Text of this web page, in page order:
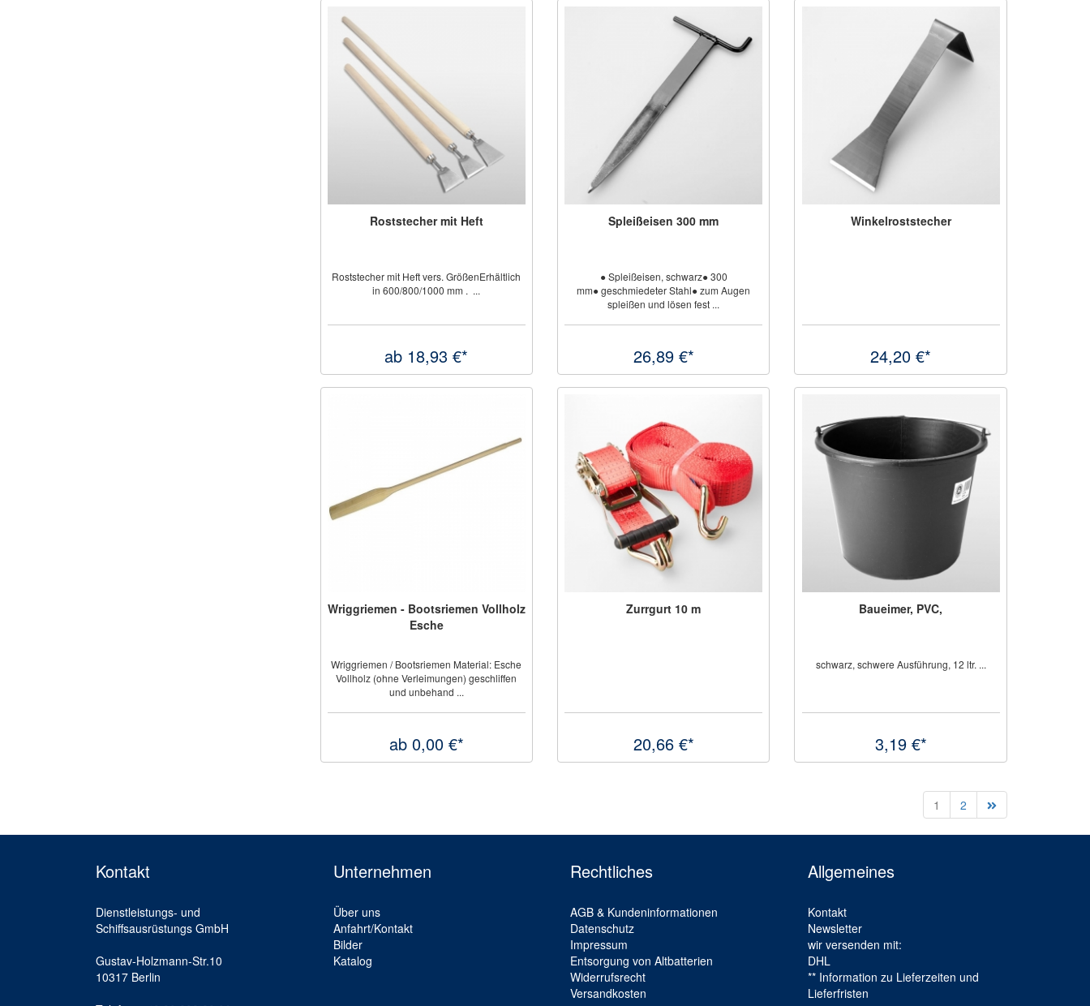
Roststecher mit Heft
Roststecher mit Heft vers. GrößenErhältlich
in 600/800/1000 mm . ...
ab 18,93 €*
Spleißeisen 300 mm
● Spleißeisen, schwarz● 300
mm● geschmiedeter Stahl● zum Augen
spleißen und lösen fest ...
26,89 €*
Winkelroststecher
24,20 €*
Wriggriemen - Bootsriemen Vollholz
Esche
Wriggriemen / Bootsriemen Material: Esche
Vollholz (ohne Verleimungen) geschliffen
und unbehand ...
ab 0,00 €*
Zurrgurt 10 m
20,66 €*
Baueimer, PVC,
schwarz, schwere Ausführung, 12 ltr. ...
3,19 €*
1 2
Kontakt
Dienstleistungs- und
Schiffsausrüstungs GmbH
Gustav-Holzmann-Str.10
10317 Berlin
Unternehmen
Über uns
Anfahrt/Kontakt
Bilder
Katalog
Rechtliches
AGB & Kundeninformationen
Datenschutz
Impressum
Entsorgung von Altbatterien
Widerrufsrecht
Versandkosten
Allgemeines
Kontakt
Newsletter
wir versenden mit:
DHL
** Information zu Lieferzeiten und
Lieferfristen